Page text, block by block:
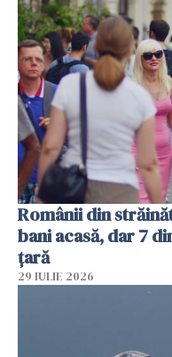
Românii din
bani acasă, dar 7
țară
29 IULIE 2026